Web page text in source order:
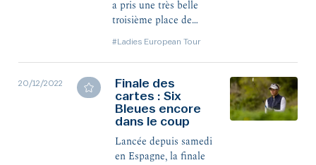
a pris une très belle
troisième place de
synonyme de droits de
jeu pleins pour la
saison 2023. Emie
Peronnin, Yvie
Chaucheprat, Agathe
Laisné et Lucie
Malchirand sont quant
#Ladies European Tour
20/12/2022
Finale des
cartes : Six
Bleues encore
dans le coup
Lancée depuis samedi
en Espagne, la finale